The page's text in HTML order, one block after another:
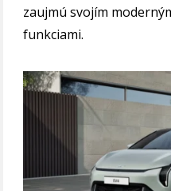
zaujmú svojím
funkciami.